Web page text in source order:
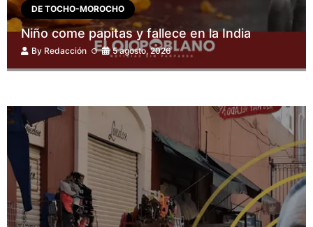
DE TOCHO-MOROCHO
Niño come papitas y fallece en la India
By Redacción 5 agosto, 2026